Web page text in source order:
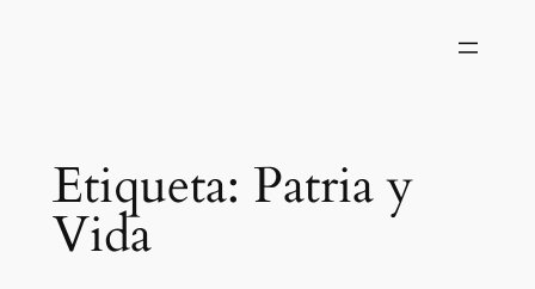
Etiqueta: Patria y
Vida